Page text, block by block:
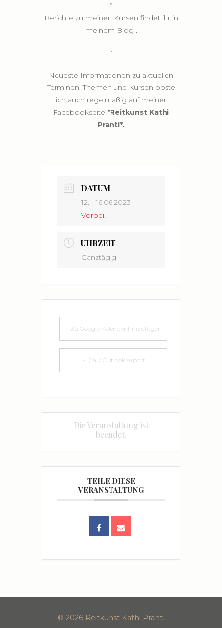
*
Berichte zu meinen Kursen findet ihr in
meinem Blog .
*
Neueste Informationen zu aktuellen
Terminen, Themen und Kursen poste
ich auch regelmäßig auf meiner
Facebookseite *Reitkunst Kathi
Prantl*.
DATUM
12. - 16.06.2023
Vorbei!
UHRZEIT
Ganztägig
+ Zu Google Kalender hinzufügen
+ iCal / Outlook export
Die Veranstaltung ist
beendet.
TEILE DIESE
VERANSTALTUNG
© 2026 Reitkunst Kathi Prantl